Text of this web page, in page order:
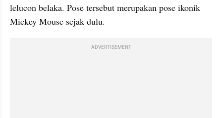
lelucon belaka. Pose tersebut merupakan pose ikonik
Mickey Mouse sejak dulu.
ADVERTISEMENT